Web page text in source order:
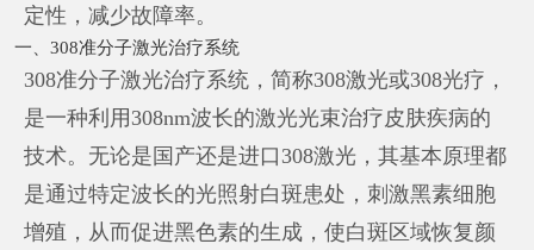
定性，减少故障率。
一、308准分子激光治疗系统
308准分子激光治疗系统，简称308激光或308光疗，
是一种利用308nm波长的激光光束治疗皮肤疾病的
技术。无论是国产还是进口308激光，其基本原理都
是通过特定波长的光照射白斑患处，刺激黑素细胞
增殖，从而促进黑色素的生成，使白斑区域恢复颜